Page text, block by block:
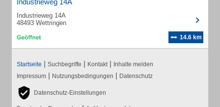
Industrieweg 14A
Industrieweg 14A
48493 Wettringen
14.6 km
Startseite | Suchbegriffe | Kontakt | Inhalte melden
Impressum | Nutzungsbedingungen | Datenschutz
Datenschutz-Einstellungen